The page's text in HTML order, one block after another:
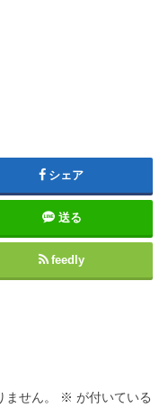
シェア
送る
feedly
せん。 ※ が付いている